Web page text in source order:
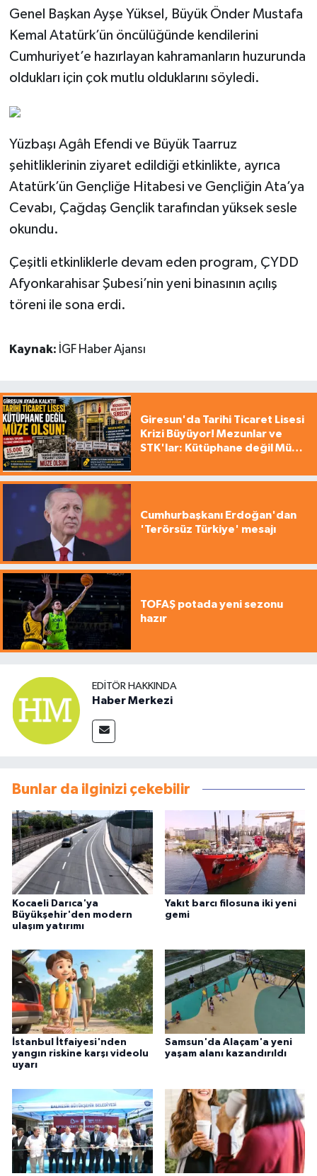
Genel Başkan Ayşe Yüksel, Büyük Önder Mustafa
Kemal Atatürk’ün öncülüğünde kendilerini
Cumhuriyet’e hazırlayan kahramanların huzurunda
oldukları için çok mutlu olduklarını söyledi.
Yüzbaşı Agâh Efendi ve Büyük Taarruz
şehitliklerinin ziyaret edildiği etkinlikte, ayrıca
Atatürk’ün Gençliğe Hitabesi ve Gençliğin Ata’ya
Cevabı, Çağdaş Gençlik tarafından yüksek sesle
okundu.
Çeşitli etkinliklerle devam eden program, ÇYDD
Afyonkarahisar Şubesi’nin yeni binasının açılış
töreni ile sona erdi.
Kaynak: İGF Haber Ajansı
Giresun'da Tarihi Ticaret Lisesi
Krizi Büyüyor! Mezunlar ve
STK'lar: Kütüphane değil Müze
Cumhurbaşkanı Erdoğan'dan
'Terörsüz Türkiye' mesajı
TOFAŞ potada yeni sezonu
hazır
EDITÖR HAKKINDA
Haber Merkezi
Bunlar da ilginizi çekebilir
Kocaeli Darıca'ya
Büyükşehir'den modern
ulaşım yatırımı
Yakıt barcı filosuna iki yeni
gemi
İstanbul İtfaiyesi'nden
yangın riskine karşı videolu
uyarı
Samsun'da Alaçam'a yeni
yaşam alanı kazandırıldı